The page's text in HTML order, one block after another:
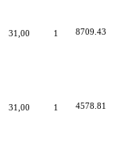
31,00 1 8709.43
31,00 1 4578.81